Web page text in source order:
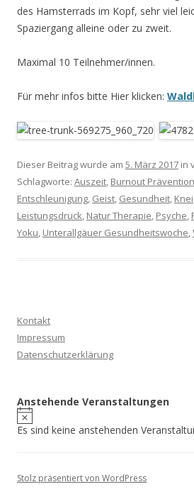
des Hamsterrads im Kopf, sehr viel
Spaziergang alleine oder zu zweit.
Maximal 10 Teilnehmer/innen.
Für mehr infos bitte Hier klicken:
Dieser Beitrag wurde am 5. März 2017 in
Schlagworte: Auszeit, Burnout
Entschleunigung, Geist, Gesundheit,
Leistungsdruck, Natur Therapie, Psyche,
Yoku, Unterallgäuer Gesundheitswoche,
Kontakt
Impressum
Datenschutzerklärung
Anstehende Veranstaltungen
Es sind keine anstehenden
Stolz präsentiert von WordPress